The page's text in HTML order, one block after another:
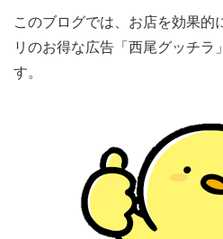
このブログでは、お店を効果的
リのお得な広告「西尾グッチラ
す。